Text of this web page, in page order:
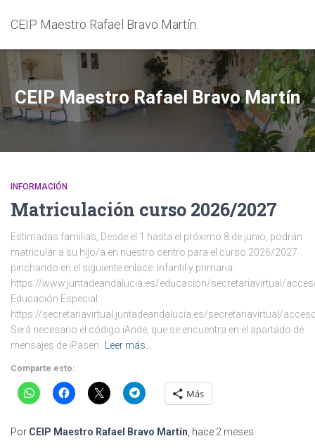
CEIP Maestro Rafael Bravo Martín.
CEIP Maestro Rafael Bravo Martín
INFORMACIÓN
Matriculación curso 2026/2027
Estimadas familias, Desde el 1 hasta el próximo 8 de junio, podrán
matricular a su hijo/a en nuestro centro para el curso 2026/2027
pinchando en el siguiente enlace: Infantil y primaria:
https://www.juntadeandalucia.es/educacion/secretariavirtual/
Educación Especial:
https://secretariavirtual.juntadeandalucia.es/secretariavirtual/
Será necesario el código iAnde, que se encuentra en el apartado de
mensajes de iPasen.
Leer más…
Comparte esto:
Más
Por CEIP Maestro Rafael Bravo Martín , hace 2 meses